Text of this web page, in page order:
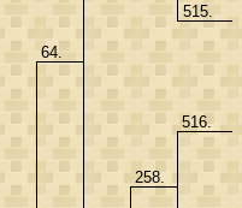
64.
515.
258.
516.